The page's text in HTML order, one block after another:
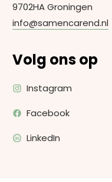
9702HA Groningen
info@samencarend.nl
Volg ons op
Instagram
Facebook
LinkedIn